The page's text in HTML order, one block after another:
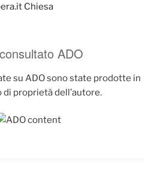
ADO
su ADO sono state prodotte in
proprietà dell’autore.